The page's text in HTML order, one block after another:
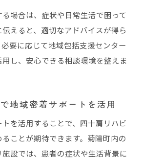
場合は、症状や日常生活で困って
えると、適切なアドバイスが得ら
要に応じて地域包括支援センター
し、安心できる相談環境を整えま
地域密着サポートを活用
を活用することで、四十肩リハビ
ことが期待できます。菊陽町内の
設では、患者の症状や生活背景に